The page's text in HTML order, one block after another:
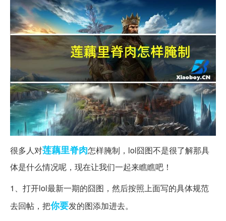
很多人对莲藕里脊肉怎样腌制，lol囧图不是很了解那具
体是什么情况呢，现在让我们一起来瞧瞧吧！
1、打开lol最新一期的囧图，然后按照上面写的具体规范
去回帖，把你要发的图添加进去。